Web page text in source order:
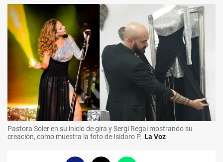
Pastora Soler en su inicio de gira y Sergi Regal mostrando su
creación, como muestra la foto de Isidoro P. La Voz